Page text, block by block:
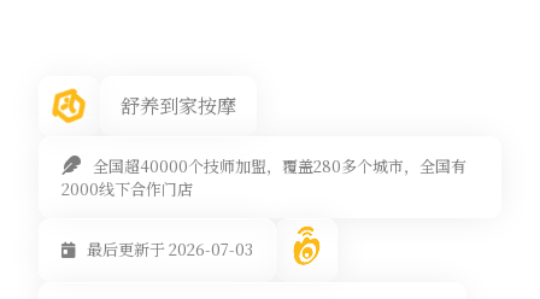
舒养到家按摩
全国超40000个技师加盟，覆盖280多个城市，全国有
2000线下合作门店
最后更新于 2026-07-03